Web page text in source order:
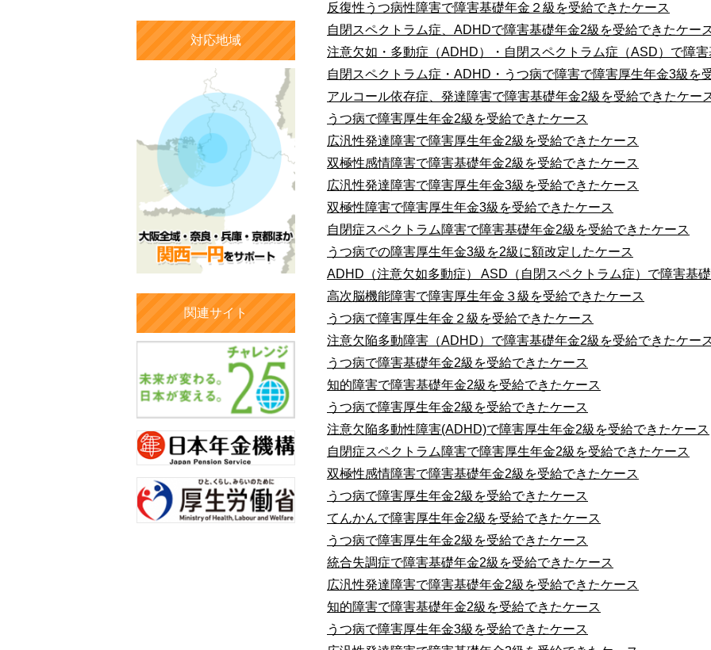
対応地域
関連サイト
反復性うつ病性障害で障害基礎年金２級を受給できたケース
自閉スペクトラム症、ADHDで障害基礎年金2級を受給できたケー
注意欠如・多動症（ADHD）・自閉スペクトラム症（ASD）で障
自閉スペクトラム症・ADHD・うつ病で障害で障害厚生年金3級を
アルコール依存症、発達障害で障害基礎年金2級を受給できたケー
うつ病で障害厚生年金2級を受給できたケース
広汎性発達障害で障害厚生年金2級を受給できたケース
双極性感情障害で障害基礎年金2級を受給できたケース
広汎性発達障害で障害厚生年金3級を受給できたケース
双極性障害で障害厚生年金3級を受給できたケース
自閉症スペクトラム障害で障害基礎年金2級を受給できたケース
うつ病での障害厚生年金3級を2級に額改定したケース
ADHD（注意欠如多動症） ASD（自閉スペクトラム症）で障害基
高次脳機能障害で障害厚生年金３級を受給できたケース
うつ病で障害厚生年金２級を受給できたケース
注意欠陥多動障害（ADHD）で障害基礎年金2級を受給できたケー
うつ病で障害基礎年金2級を受給できたケース
知的障害で障害基礎年金2級を受給できたケース
うつ病で障害厚生年金2級を受給できたケース
注意欠陥多動性障害(ADHD)で障害厚生年金2級を受給できたケース
自閉症スペクトラム障害で障害厚生年金2級を受給できたケース
双極性感情障害で障害基礎年金2級を受給できたケース
うつ病で障害厚生年金2級を受給できたケース
てんかんで障害厚生年金2級を受給できたケース
うつ病で障害厚生年金2級を受給できたケース
統合失調症で障害基礎年金2級を受給できたケース
広汎性発達障害で障害基礎年金2級を受給できたケース
知的障害で障害基礎年金2級を受給できたケース
うつ病で障害厚生年金3級を受給できたケース